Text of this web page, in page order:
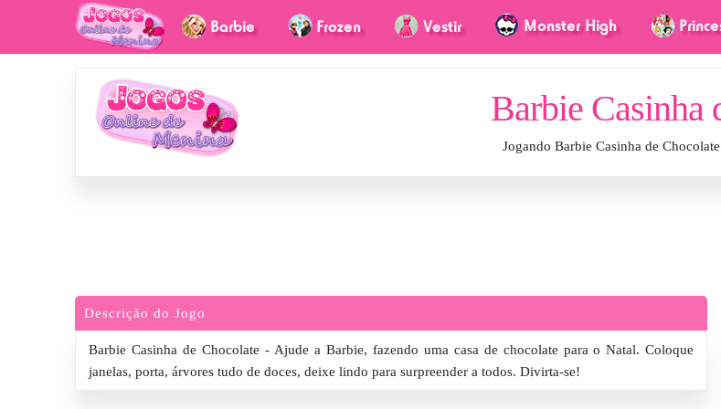
Barbie Casinha
Jogando Barbie Casinha de
Descrição do Jogo
Barbie Casinha de Chocolate - Ajude a Barbie, fazendo uma casa de chocolate para o Natal. Coloque
janelas, porta, árvores tudo de doces, deixe lindo para surpreender a todos. Divirta-se!